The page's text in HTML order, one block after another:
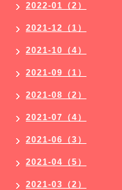
2022-01（2）
2021-12（1）
2021-10（4）
2021-09（1）
2021-08（2）
2021-07（4）
2021-06（3）
2021-04（5）
2021-03（2）